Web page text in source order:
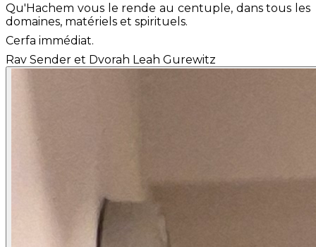
Qu'Hachem vous le rende au centuple, dans tous les
domaines, matériels et spirituels.
Cerfa immédiat.
Rav Sender et Dvorah Leah Gurewitz